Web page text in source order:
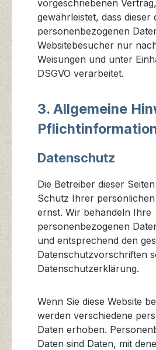
vorgeschriebenen
gewährleistet, dass dieser
personenbezogenen
Websitebesucher nur
Weisungen und unter
DSGVO verarbeitet.
3. Allgemeine
Datenschutz
Die Betreiber dieser
Schutz Ihrer
ernst. Wir behandeln Ihre
personenbezogenen
und entsprechend den
Datenschutzvorschriften
Datenschutzerklärung.
Wenn Sie diese Website
werden verschiedene
Daten erhoben.
Daten sind Daten, mit